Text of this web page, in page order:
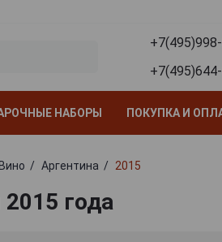
НАБОРЫ ПОКУПКА И
Вино Аргентина 2015
года